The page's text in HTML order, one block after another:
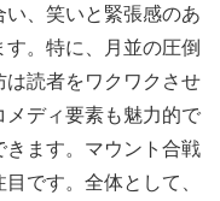
い、笑いと緊張感のあ
。特に、月並の圧倒
読者をワクワクさせ
メディ要素も魅力的で
ます。マウント合戦
です。全体として、